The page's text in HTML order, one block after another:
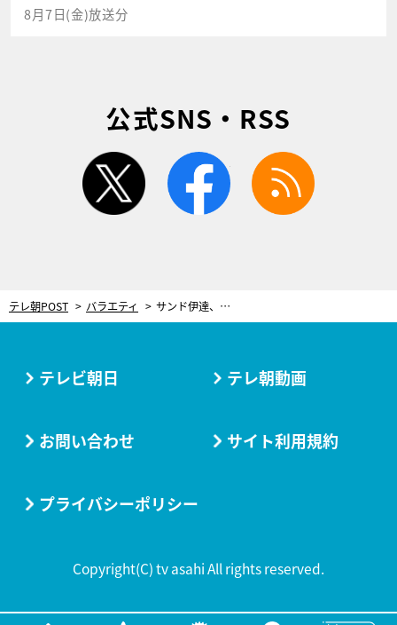
8月7日(金)放送分
公式SNS・RSS
twitter facebook
テレ朝POST バラエティ サンド伊達、菜々緒の抜群スタイルに思わず「五臓六腑ちゃんと入ってる？」
テレビ朝日 テレ朝動画
お問い合わせ サイト利用規約
プライバシーポリシー
Copyright(C) tv asahi All rights reserved.